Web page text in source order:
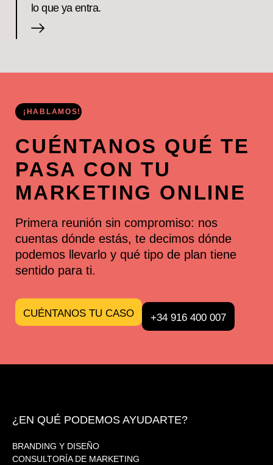
lo que ya entra.
¡HABLAMOS!
CUÉNTANOS QUÉ TE
PASA CON TU
MARKETING ONLINE
Primera reunión sin compromiso: nos
cuentas dónde estás, te decimos dónde
podemos llevarlo y qué tipo de plan tiene
sentido para ti.
CUÉNTANOS TU CASO +34 916 400 007
¿EN QUÉ PODEMOS AYUDARTE?
BRANDING Y DISEÑO
CONSULTORÍA DE MARKETING